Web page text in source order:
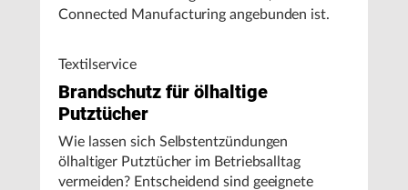
Connected Manufacturing angebunden ist.
Textilservice
Brandschutz für ölhaltige
Putztücher
Wie lassen sich Selbstentzündungen
ölhaltiger Putztücher im Betriebsalltag
vermeiden? Entscheidend sind geeignete